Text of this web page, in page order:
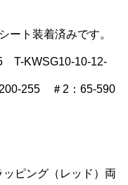
ート装着済みです。
T-KWSG10-10-12-
255 ＃2：65-590
ピング（レッド）両